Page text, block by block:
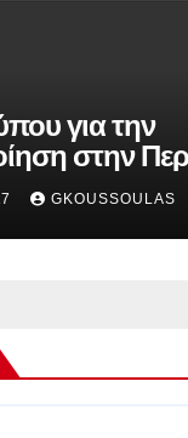
για την
στην
2017
GKOUSSOULAS